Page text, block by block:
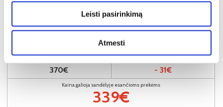
Leisti pasirinkimą
Atmesti
OTTO (II gr.) sofa-lova (Toro-45)
Išmatavimai:A:93cmP:205cmG:89cm
Kaina galioja individualiems
370€
Skirtumas tarp užsakomų ir sandėlyje
- 31€
Kaina galioja sandėlyje esančioms prekėms
339€